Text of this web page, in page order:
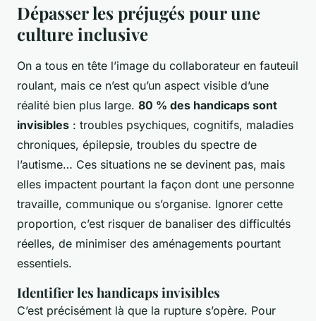
Dépasser les préjugés pour une
culture inclusive
On a tous en tête l’image du collaborateur en fauteuil
roulant, mais ce n’est qu’un aspect visible d’une
réalité bien plus large. 80 % des handicaps sont
invisibles : troubles psychiques, cognitifs, maladies
chroniques, épilepsie, troubles du spectre de
l’autisme… Ces situations ne se devinent pas, mais
elles impactent pourtant la façon dont une personne
travaille, communique ou s’organise. Ignorer cette
proportion, c’est risquer de banaliser des difficultés
réelles, de minimiser des aménagements pourtant
essentiels.
Identifier les handicaps invisibles
C’est précisément là que la rupture s’opère. Pour